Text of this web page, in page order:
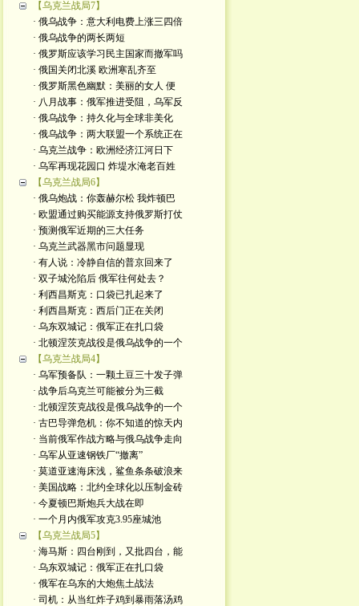
【乌克兰战局7】
· 俄乌战争：意大利电费上涨三四倍
· 俄乌战争的两长两短
· 俄罗斯应该学习民主国家而撤军吗
· 俄国关闭北溪 欧洲寒乱齐至
· 俄罗斯黑色幽默：美丽的女人 便
· 八月战事：俄军推进受阻，乌军反
· 俄乌战争：持久化与全球非美化
· 俄乌战争：两大联盟一个系统正在
· 乌克兰战争：欧洲经济江河日下
· 乌军再现花园口 炸堤水淹老百姓
【乌克兰战局6】
· 俄乌炮战：你轰赫尔松 我炸顿巴
· 欧盟通过购买能源支持俄罗斯打仗
· 预测俄军近期的三大任务
· 乌克兰武器黑市问题显现
· 有人说：冷静自信的普京回来了
· 双子城沦陷后 俄军往何处去？
· 利西昌斯克：口袋已扎起来了
· 利西昌斯克：西后门正在关闭
· 乌东双城记：俄军正在扎口袋
· 北顿涅茨克战役是俄乌战争的一个
【乌克兰战局4】
· 乌军预备队：一颗土豆三十发子弹
· 战争后乌克兰可能被分为三截
· 北顿涅茨克战役是俄乌战争的一个
· 古巴导弹危机：你不知道的惊天内
· 当前俄军作战方略与俄乌战争走向
· 乌军从亚速钢铁厂“撤离”
· 莫道亚速海床浅，鲨鱼条条破浪来
· 美国战略：北约全球化以压制金砖
· 今夏顿巴斯炮兵大战在即
· 一个月内俄军攻克3.95座城池
【乌克兰战局5】
· 海马斯：四台刚到，又批四台，能
· 乌东双城记：俄军正在扎口袋
· 俄军在乌东的大炮焦土战法
· 司机：从当红炸子鸡到暴雨落汤鸡